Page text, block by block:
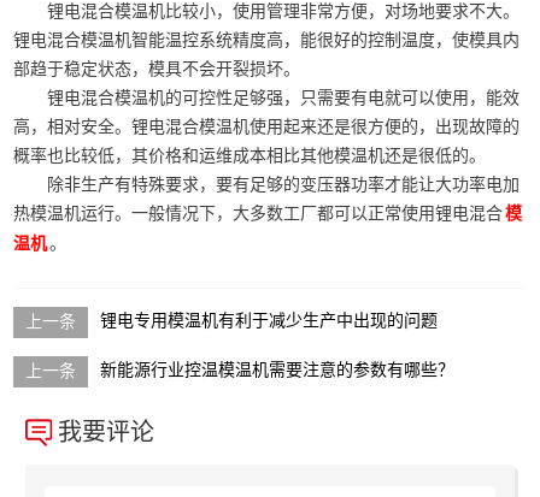
锂电混合模温机比较小，使用管理非常方便，对场地要求不大。
锂电混合模温机智能温控系统精度高，能很好的控制温度，使模具内
部趋于稳定状态，模具不会开裂损坏。
锂电混合模温机的可控性足够强，只需要有电就可以使用，能效
高，相对安全。锂电混合模温机使用起来还是很方便的，出现故障的
概率也比较低，其价格和运维成本相比其他模温机还是很低的。
除非生产有特殊要求，要有足够的变压器功率才能让大功率电加
热模温机运行。一般情况下，大多数工厂都可以正常使用锂电混合模
温机。
锂电专用模温机有利于减少生产中出现的问题
新能源行业控温模温机需要注意的参数有哪些？
我要评论